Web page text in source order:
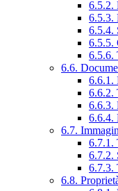
6.5.2.
6.5.3.
6.5.4.
6.5.5.
6.5.6.
6.6.
6.6.1.
6.6.2.
6.6.3.
6.6.4.
6.7.
6.7.1.
6.7.2.
6.7.3.
6.8.